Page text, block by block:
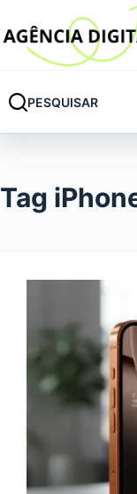
para
conteúdo
PESQUISAR
Tag